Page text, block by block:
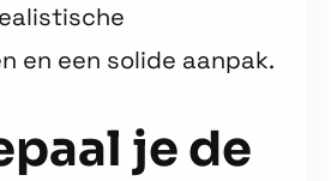
en een solide aanpak.
je de